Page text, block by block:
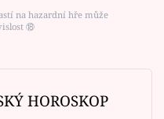
na hazardní hře může
⑱
HOROSKOP